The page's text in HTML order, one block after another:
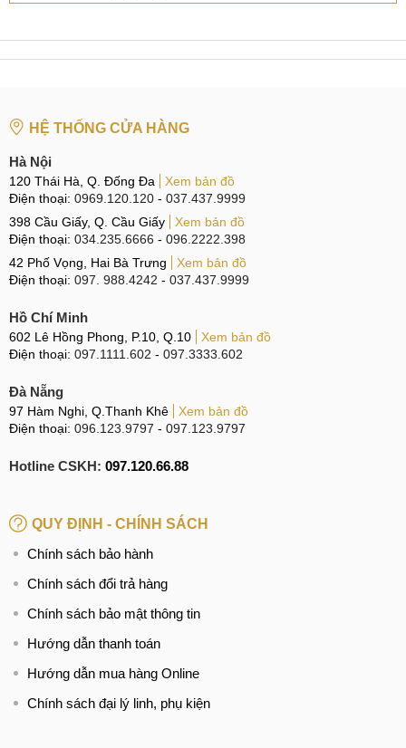
HỆ THỐNG CỬA HÀNG
Hà Nội
120 Thái Hà, Q. Đống Đa
Xem bản đồ
Điện thoại: 0969.120.120 - 037.437.9999
398 Cầu Giấy, Q. Cầu Giấy
Xem bản đồ
Điện thoại: 034.235.6666 - 096.2222.398
42 Phố Vọng, Hai Bà Trưng
Xem bản đồ
Điện thoại: 097. 988.4242 - 037.437.9999
Hồ Chí Minh
602 Lê Hồng Phong, P.10, Q.10
Xem bản đồ
Điện thoại: 097.1111.602 - 097.3333.602
Đà Nẵng
97 Hàm Nghi, Q.Thanh Khê
Xem bản đồ
Điện thoại: 096.123.9797 - 097.123.9797
Hotline CSKH: 097.120.66.88
QUY ĐỊNH - CHÍNH SÁCH
Chính sách bảo hành
Chính sách đổi trả hàng
Chính sách bảo mật thông tin
Hướng dẫn thanh toán
Hướng dẫn mua hàng Online
Chính sách đại lý linh, phụ kiện